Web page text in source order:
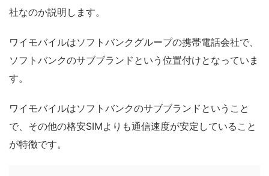
社なのか説明します。
ワイモバイルはソフトバンクグループの携帯電話会社で、
ソフトバンクのサブブランドという位置付けとなっていま
す。
ワイモバイルはソフトバンクのサブブランドということ
で、その他の格安SIMよりも通信速度が安定していること
が特徴です。